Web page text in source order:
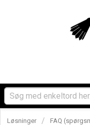
Løsninger
FAQ